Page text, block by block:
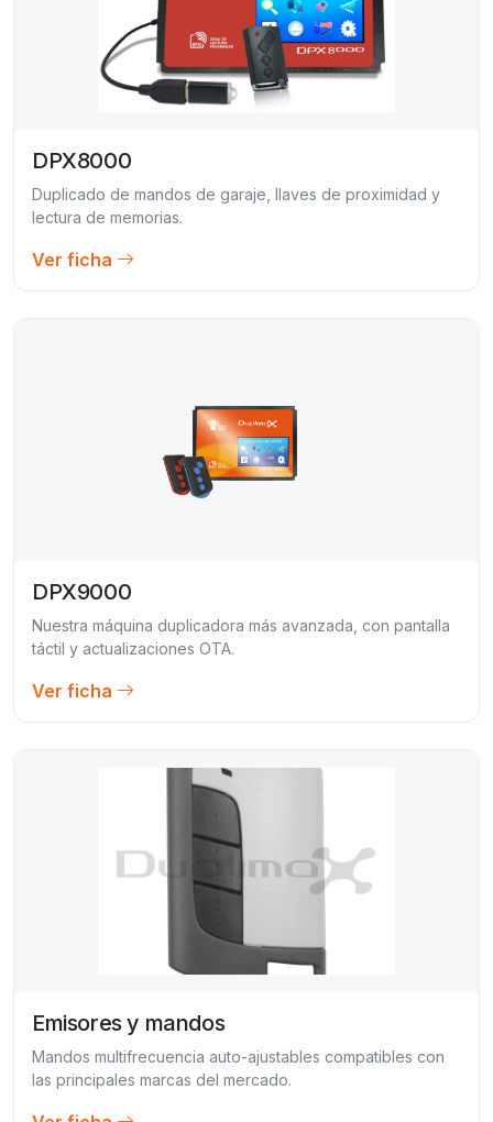
DPX8000
Duplicado de mandos de garaje, llaves de proximidad y
lectura de memorias.
Ver ficha
DPX9000
Nuestra máquina duplicadora más avanzada, con pantalla
táctil y actualizaciones OTA.
Ver ficha
Emisores y mandos
Mandos multifrecuencia auto-ajustables compatibles con
las principales marcas del mercado.